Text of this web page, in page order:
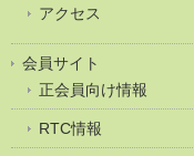
アクセス
会員サイト
正会員向け情報
RTC情報